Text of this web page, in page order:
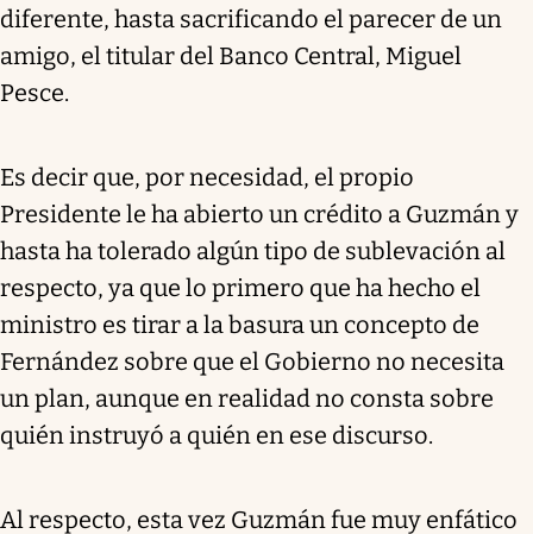
diferente, hasta sacrificando el parecer de un
amigo, el titular del Banco Central, Miguel
Pesce.
Es decir que, por necesidad, el propio
Presidente le ha abierto un crédito a Guzmán y
hasta ha tolerado algún tipo de sublevación al
respecto, ya que lo primero que ha hecho el
ministro es tirar a la basura un concepto de
Fernández sobre que el Gobierno no necesita
un plan, aunque en realidad no consta sobre
quién instruyó a quién en ese discurso.
Al respecto, esta vez Guzmán fue muy enfático